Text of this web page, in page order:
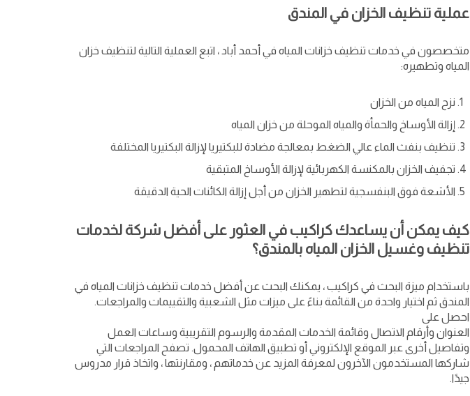
عملية تنظيف الخزان في المندق
متخصصون في خدمات تنظيف خزانات المياه في أحمد أباد ، اتبع العملية التالية لتنظيف خزان
المياه وتطهيره:
نزح المياه من الخزان
إزالة الأوساخ والحمأة والمياه الموحلة من خزان المياه
تنظيف بنفث الماء عالي الضغط بمعالجة مضادة للبكتيريا لإزالة البكتيريا المختلفة
تجفيف الخزان بالمكنسة الكهربائية لإزالة الأوساخ المتبقية
الأشعة فوق البنفسجية لتطهير الخزان من أجل إزالة الكائنات الحية الدقيقة
كيف يمكن أن يساعدك كراكيب في العثور على أفضل شركة لخدمات
تنظيف وغسيل الخزان المياه بالمندق؟
باستخدام ميزة البحث في كراكيب ، يمكنك البحث عن أفضل خدمات تنظيف خزانات المياه في
المندق ثم اختيار واحدة من القائمة بناءً على ميزات مثل الشعبية والتقييمات والمراجعات.
احصل على
العنوان وأرقام الاتصال وقائمة الخدمات المقدمة والرسوم التقريبية وساعات العمل
وتفاصيل أخرى عبر الموقع الإلكتروني أو تطبيق الهاتف المحمول. تصفح المراجعات التي
شاركها المستخدمون الآخرون لمعرفة المزيد عن خدماتهم ، ومقارنتها ، واتخاذ قرار مدروس
جيدًا.